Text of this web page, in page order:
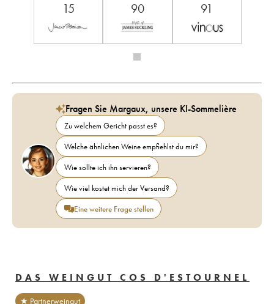
15 90 91
Fragen Sie Margaux, unsere KI-Sommelière
Zu welchem Gericht passt es?
Welche ähnlichen Weine empfiehlst du mir?
Wie sollte ich ihn servieren?
Wie viel kostet mich der Versand?
Eine weitere Frage stellen
DAS WEINGUT COS D'ESTOURNEL
★ Partnerweingut